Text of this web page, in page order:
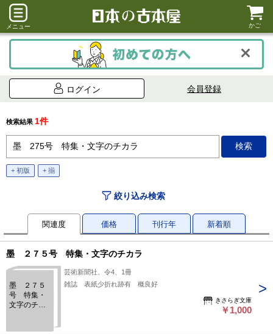
メニュー かご
ログイン 会員登録
検索結果 1件
+ 初版 + 揃
絞り込み検索
関連度 価格 刊行年 新着順
墨 ２７５号 特集・文字のチカラ
墨 ２７５
号 特集・
文字のチカ
芸術新聞社、令4、1冊
雑誌 表紙少折れ跡有 概良好
きさらぎ文庫
￥1,000